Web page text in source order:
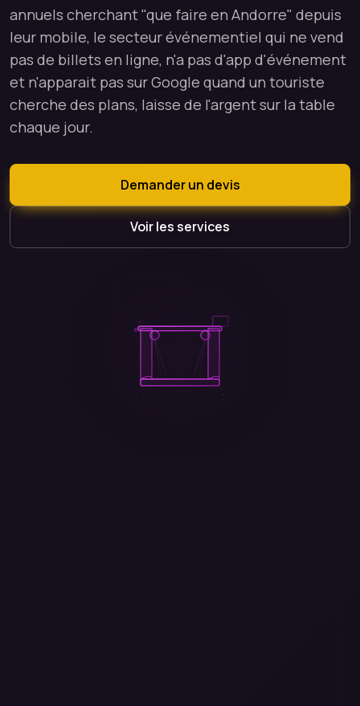
annuels cherchant "que faire en Andorre" depuis
leur mobile, le secteur événementiel qui ne vend
pas de billets en ligne, n'a pas d'app d'événement
et n'apparait pas sur Google quand un touriste
cherche des plans, laisse de l'argent sur la table
chaque jour.
Demander un devis
Voir les services